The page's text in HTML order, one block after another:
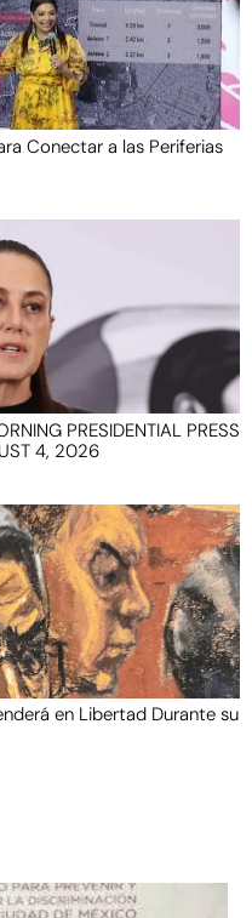
Conectar a las Periferias
PRESIDENTIAL PRESS
4, 2026
en Libertad Durante su